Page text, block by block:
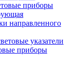
приборы
направленного
указатели
приборы